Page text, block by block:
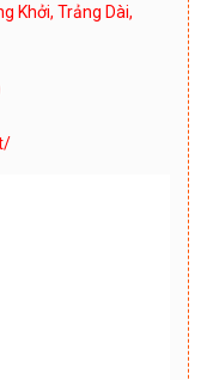
Khởi, Trảng Dài,